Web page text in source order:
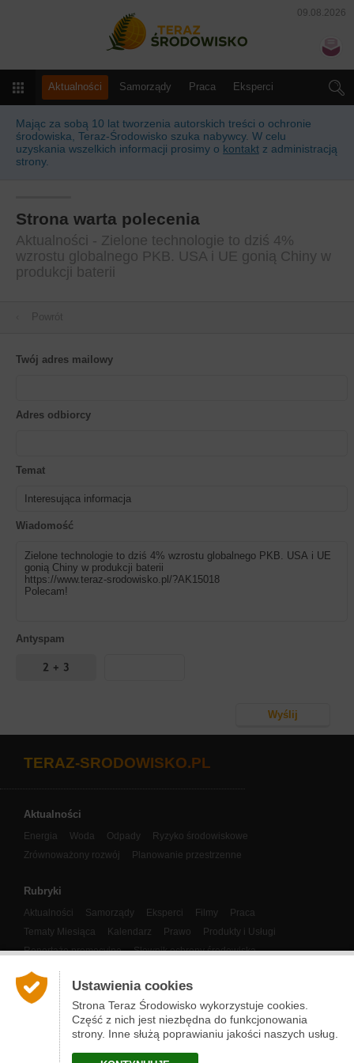
Ustawienia cookies
Strona Teraz Środowisko wykorzystuje cookies.
Część z nich jest niezbędna do funkcjonowania
strony. Inne służą poprawianiu jakości naszych usług.
09.08.2026
Teraz Środowisko
Aktualności Samorządy Praca Eksperci
Słownik Kalendarz Prawo Produkty i usługi
Menu
Mając za sobą 10 lat tworzenia autorskich treści o ochronie
środowiska, Teraz-Środowisko szuka nabywcy. W celu
uzyskania wszelkich informacji prosimy o kontakt z administracją
strony.
Strona warta polecenia
Aktualności - Zielone technologie to dziś 4%
wzrostu globalnego PKB. USA i UE gonią Chiny w
produkcji baterii
Powrót
Twój adres mailowy
Adres odbiorcy
Temat
Wiadomość
Antyspam
TERAZ-SRODOWISKO.PL
Aktualności
Energia Woda Odpady
Ryzyko środowiskowe
Zrównoważony rozwój
Planowanie przestrzenne
Rubryki
Aktualności Samorządy Eksperci Filmy
Praca
Tematy Miesiąca
Kalendarz Prawo
Produkty i Usługi
Reportaże promocyjne
Słownik ochrony środowiska
Panorama Klastrów Energii
Nasze publikacje
Narzędzia
O nas i kontakt